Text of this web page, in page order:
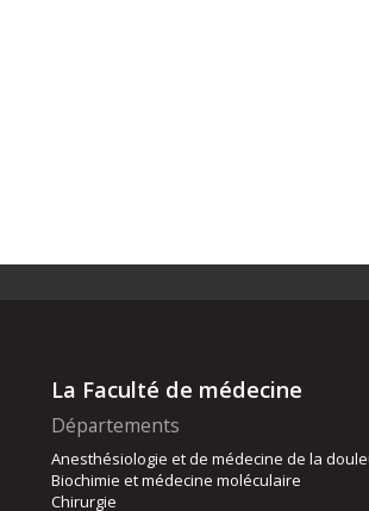
La Faculté de médecine
Départements
Anesthésiologie et de médecine de la
Biochimie et médecine moléculaire
Chirurgie